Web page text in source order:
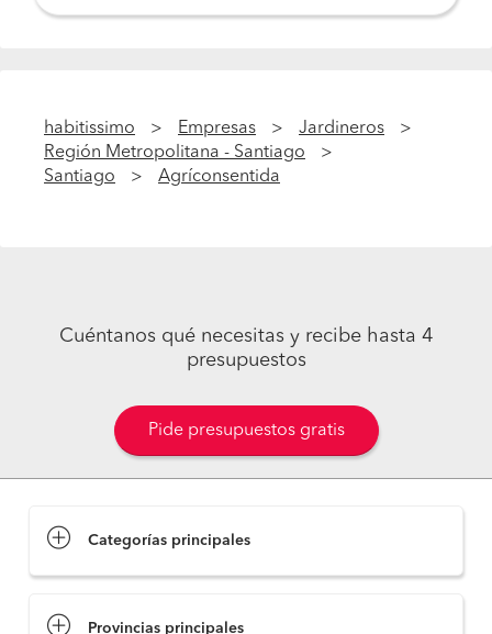
habitissimo Empresas
Jardineros
Región Metropolitana - Santiago
Santiago
Agríconsentida
Cuéntanos qué necesitas y recibe hasta 4
presupuestos
Pide presupuestos gratis
Categorías principales
Provincias principales